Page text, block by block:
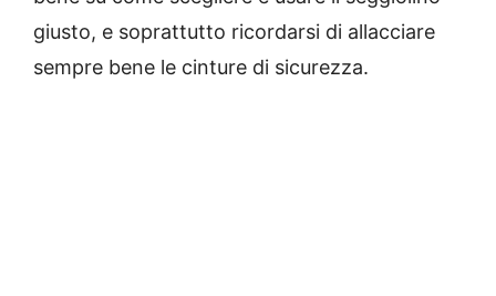
giusto, e soprattutto ricordarsi di allacciare
sempre bene le cinture di sicurezza.